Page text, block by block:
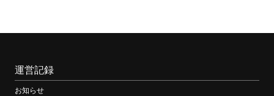
運営記録
お知らせ